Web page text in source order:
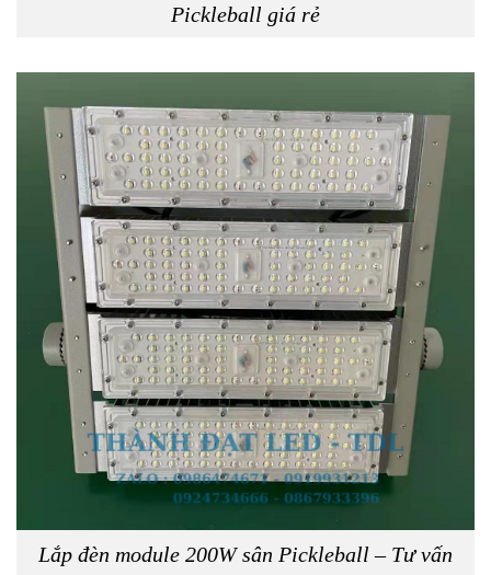
Pickleball giá rẻ
Lắp đèn module 200W sân Pickleball – Tư vấn